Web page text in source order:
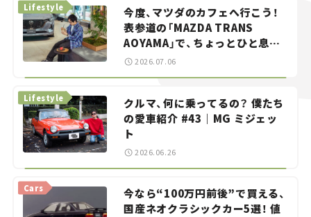
今度、マツダのカフェへ行こう！
表参道の「MAZDA TRANS
AOYAMA」で、ちょっとひと息。
——連載｜CCGとクルマでどうす
Lifestyle
2026.07.06
クルマ、何に乗ってるの？ 僕たち
の愛車紹介 #43｜MG ミジェッ
ト
Lifestyle
2026.06.26
今なら“100万円前後”で買える、
国産ネオクラシックカー5選！ 値
Cars